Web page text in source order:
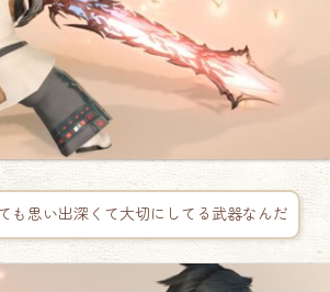
も思い出深くて大切にしてる武器なんだ